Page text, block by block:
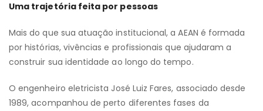
Uma trajetória feita por pessoas
Mais do que sua atuação institucional, a AEAN é formada
por histórias, vivências e profissionais que ajudaram a
construir sua identidade ao longo do tempo.
O engenheiro eletricista José Luiz Fares, associado desde
1989, acompanhou de perto diferentes fases da